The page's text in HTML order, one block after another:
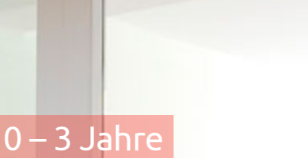
– 3 Jahre